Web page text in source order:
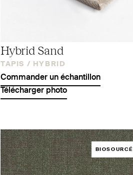
Hybrid Sand
TAPIS / HYBRID
Commander un échantillon
Télécharger photo
BIOSOURCÉ